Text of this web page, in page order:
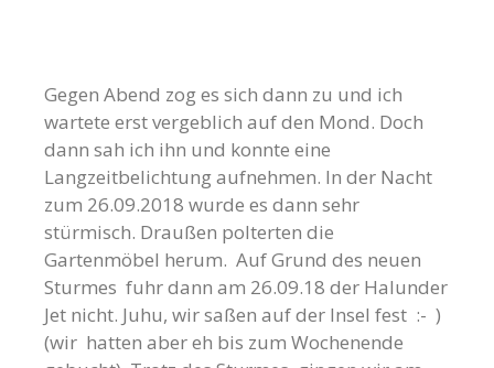
Gegen Abend zog es sich dann zu und ich
wartete erst vergeblich auf den Mond. Doch
dann sah ich ihn und konnte eine
Langzeitbelichtung aufnehmen. In der Nacht
zum 26.09.2018 wurde es dann sehr
stürmisch. Draußen polterten die
Gartenmöbel herum. Auf Grund des neuen
Sturmes fuhr dann am 26.09.18 der Halunder
Jet nicht. Juhu, wir saßen auf der Insel fest :- )
(wir hatten aber eh bis zum Wochenende